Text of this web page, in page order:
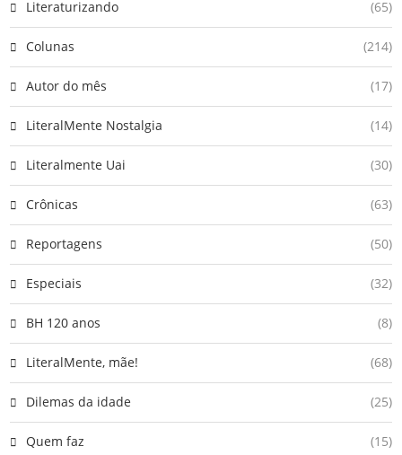
Literaturizando (65)
Colunas (214)
Autor do mês (17)
LiteralMente Nostalgia (14)
Literalmente Uai (30)
Crônicas (63)
Reportagens (50)
Especiais (32)
BH 120 anos (8)
LiteralMente, mãe! (68)
Dilemas da idade (25)
Quem faz (15)